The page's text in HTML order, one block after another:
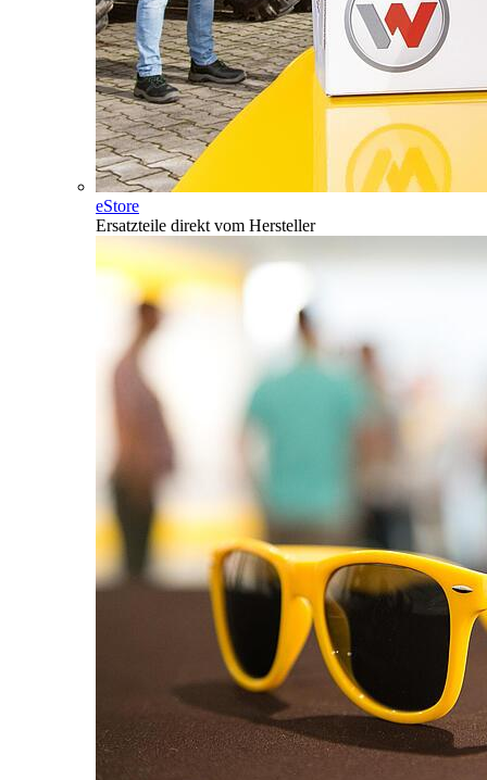
eStore
Ersatzteile direkt vom Hersteller